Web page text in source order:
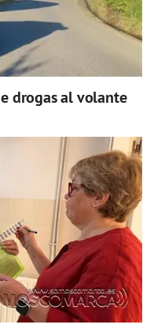
drogas al volante